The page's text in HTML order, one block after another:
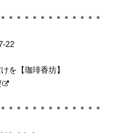
＊＊＊＊＊＊＊＊＊＊＊＊
を【珈琲香坊】
＊＊＊＊＊＊＊＊＊＊＊＊